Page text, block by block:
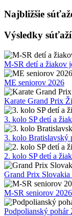
Najbližšie
Výsledky súťaží
M-SR detí a žiakov
ME seniorov 2026
Karate Grand Prix
3. kolo SP detí a
3. kolo Bratislavský
2. kolo SP detí a
Grand Prix Slovakia
M-SR seniorov 2026
Podpolianský pohár